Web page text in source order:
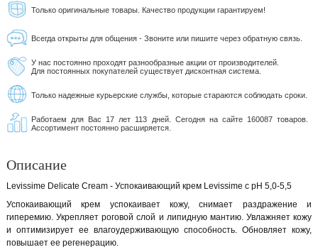
Только оригинальные товары. Качество продукции гарантируем!
Всегда открыты для общения - Звоните или пишите через обратную связь.
У нас постоянно проходят разнообразные акции от производителей.
Для постоянных покупателей существует дисконтная система.
Только надежные курьерские службы, которые стараются соблюдать сроки.
Работаем для Вас 17 лет 113 дней. Сегодня на сайте 160087 товаров.
Ассортимент постоянно расширяется.
Описание
Levissime Delicate Cream - Успокаивающий крем Levissime c рН 5,0-5,5
Успокаивающий крем успокаивает кожу, снимает раздражение и
гиперемию. Укрепляет роговой слой и липидную мантию. Увлажняет кожу
и оптимизирует ее влагоудерживающую способность. Обновляет кожу,
повышает ее регенерацию.